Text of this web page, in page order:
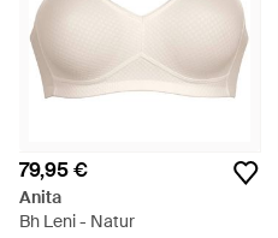
79,95 €
Anita
Bh Leni - Natur